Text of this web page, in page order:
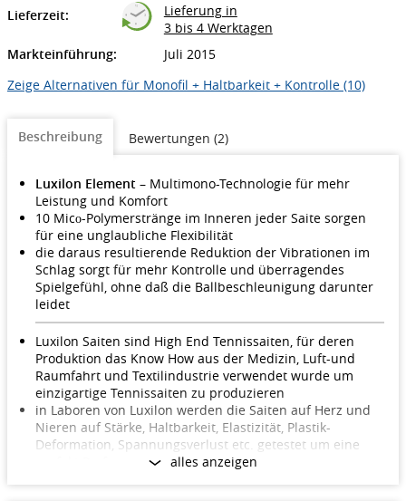
Lieferzeit:
Lieferung in
3 bis 4 Werktagen
Markteinführung:
Juli 2015
Zeige Alternativen für Monofil + Haltbarkeit + Kontrolle (10)
Beschreibung Bewertungen (2)
Luxilon Element – Multimono-Technologie für mehr
Leistung und Komfort
10 Mico-Polymerstränge im Inneren jeder Saite sorgen
für eine unglaubliche Flexibilität
die daraus resultierende Reduktion der Vibrationen im
Schlag sorgt für mehr Kontrolle und überragendes
Spielgefühl, ohne daß die Ballbeschleunigung darunter
leidet
Luxilon Saiten sind High End Tennissaiten, für deren
Produktion das Know How aus der Medizin, Luft-und
Raumfahrt und Textilindustrie verwendet wurde um
einzigartige Tennissaiten zu produzieren
in Laboren von Luxilon werden die Saiten auf Herz und
Nieren auf Stärke, Haltbarkeit, Elastizität, Plastik-
Deformation, Spannungsverlust etc. getestet um eine
perfekt Performance zu gewähren
alles anzeigen